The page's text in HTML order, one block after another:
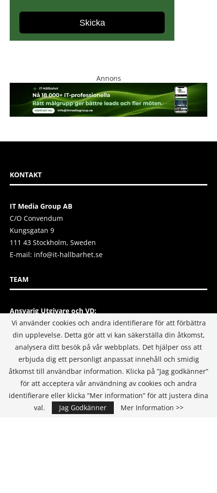
Annons
KONTAKT
IT Media Group AB
C/O Convendum
Kungsgatan 9
111 43 Stockholm, Sweden
E-mail: info@it-hallbarhet.se
TEAM
Ansvarig Utgivare och VD:
Annika Guldroth
E-mail:annika@itmediagroup.se
Redaktionen
E-mail:redaktionen@itmediagroup.se
INTEGRITETSPOLICY
Vi använder cookies och andra identifierare för att förbättra
din upplevelse. Detta gör att vi kan säkerställa din åtkomst,
analysera ditt besök på vår webbplats. Det hjälper oss att
erbjuda dig ett personligt anpassat innehåll och smidig
åtkomst till användbar information. Klicka på ”Jag godkänner”
för att acceptera vår användning av cookies och andra
identifierare eller klicka ”Mer information” för att justera dina
val.
Jag Godkänner Mer Information >>